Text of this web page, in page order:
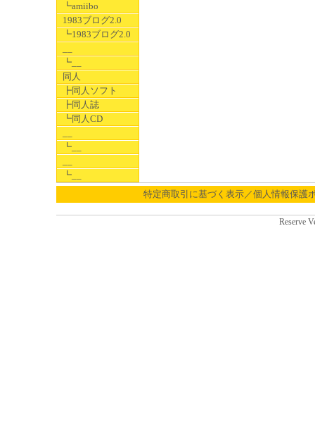
┗amiibo
1983ブログ2.0
┗1983ブログ2.0
┗__
同人
┣同人ソフト
┣同人誌
┗同人CD
┗__
┗__
特定商取引に基づく表示／個人情報保護
Reserve